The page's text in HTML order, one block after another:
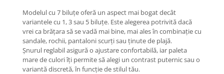
Brățări din Argint cu șnur reglabil
BRĂȚĂRI CU PIETRE SEMIPREȚIOASE
Brățări din Aur cu pietre
semiprețioase
Brățări din Argint cu pietre
semiprețioase
Modelul cu 7 biluțe oferă un aspect mai bogat decât
variantele cu 1, 3 sau 5 biluțe. Este alegerea potrivită dacă
vrei ca brățara să se vadă mai bine, mai ales în combinație cu
sandale, rochii, pantaloni scurți sau ținute de plajă.
Șnurul reglabil asigură o ajustare confortabilă, iar paleta
mare de culori îți permite să alegi un contrast puternic sau o
variantă discretă, în funcție de stilul tău.